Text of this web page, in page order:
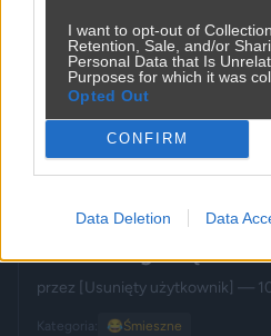
I want to opt-out of
Retention, Sale, and/or
Personal Data that Is
Purposes for which it was
Opted Out
CONFIRM
Data Deletion Data
0 1
Już niedługo się
przez [Usunięty użytkownik] —
Kategoria: 😂Śmieszne